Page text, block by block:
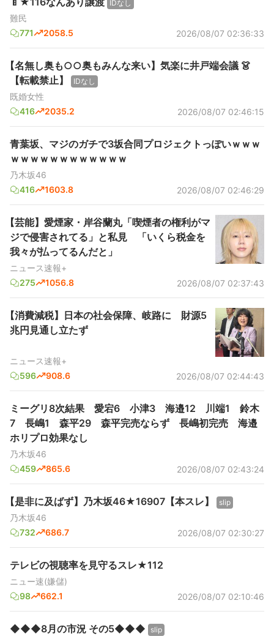
IDなし
難民
771
2058.5 2026/08/07 02:36:33
【名無し奥も○○奥もみんな来い】気楽に井戸端会議 👗
【転載禁止】
IDなし
既婚女性
416
2035.2 2026/08/07 02:46:15
青葉坂、マジのガチで3坂合同プロジェクトっぽいｗｗｗ
ｗｗｗｗｗｗｗｗｗｗｗｗ
乃木坂46
416
1603.8 2026/08/07 02:46:29
【芸能】愛煙家・岸谷蘭丸「喫煙者の権利がマ
ジで侵害されてる」と私見 「いくら税金を
我々が払ってるんだと」
ニュース速報+
275
1056.8 2026/08/07 02:37:43
【消費減税】日本の社会保障、岐路に 財源5
兆円見通し立たず
ニュース速報+
596
908.6 2026/08/07 02:44:43
ミーグリ8次結果 愛宕6 小津3 海邉12 川端1 鈴木
7 長嶋1 森平29 森平完売ならず 長嶋初完売 海邉
ホリプロ効果なし
乃木坂46
459
865.6 2026/08/07 02:43:24
【是非に及ばず】乃木坂46★16907【本スレ】 slip
乃木坂46
732
686.7 2026/08/07 02:30:27
テレビの視聴率を見守るスレ★112
ニュー速(嫌儲)
98
662.1 2026/08/07 02:10:46
◆◆◆8月の市況 その5◆◆◆ slip